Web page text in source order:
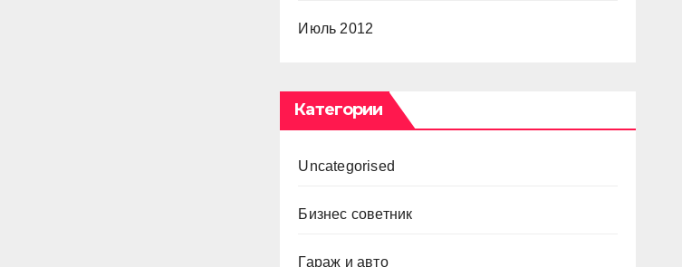
Июль 2012
Категории
Uncategorised
Бизнес советник
Гараж и авто